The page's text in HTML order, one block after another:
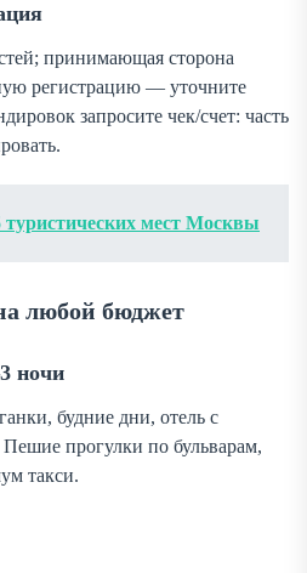
принимающая сторона
регистрацию — уточните
запросите чек/счет: часть
туристических мест Москвы
любой бюджет
ночи
будние дни, отель с
Пешие прогулки по бульварам,
такси.